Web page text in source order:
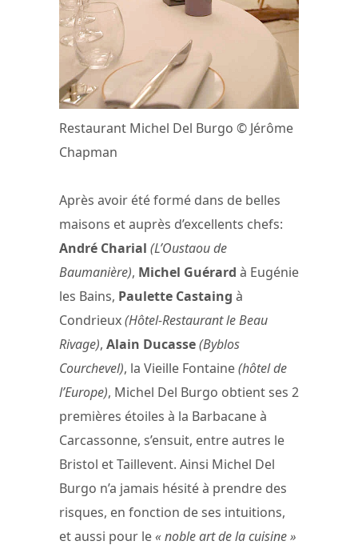
Restaurant Michel Del Burgo © Jérôme
Chapman
Après avoir été formé dans de belles
maisons et auprès d’excellents chefs:
André Charial (L’Oustaou de
Baumanière), Michel Guérard à Eugénie
les Bains, Paulette Castaing à
Condrieux(Hôtel-Restaurant le Beau
Rivage), Alain Ducasse(Byblos
Courchevel), la Vieille Fontaine(hôtel de
l’Europe), Michel Del Burgo obtient ses 2
premières étoiles à la Barbacane à
Carcassonne, s’ensuit, entre autres le
Bristol et Taillevent. Ainsi Michel Del
Burgo n’a jamais hésité à prendre des
risques, en fonction de ses intuitions,
et aussi pour le« noble art de la cuisine »